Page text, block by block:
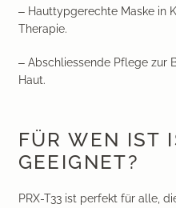
– Hauttypgerechte Maske in
Therapie.
– Abschliessende Pflege zur
Haut.
FÜR WEN IST
GEEIGNET?
PRX-T33 ist perfekt für alle,